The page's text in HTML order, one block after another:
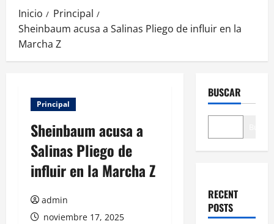
Inicio
Principal
Sheinbaum acusa a Salinas Pliego de influir en la
Marcha Z
Principal
Sheinbaum acusa a
Salinas Pliego de
influir en la Marcha Z
admin
noviembre 17, 2025
BUSCAR
RECENT
POSTS